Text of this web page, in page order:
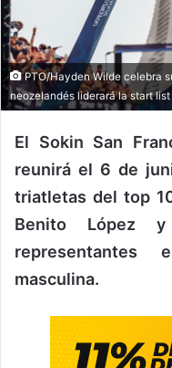
PTO/Hayden Wilde celebra
neozelandés liderará la start
El Sokin San
reunirá el 6 de
triatletas del top
Benito López
representantes
masculina.